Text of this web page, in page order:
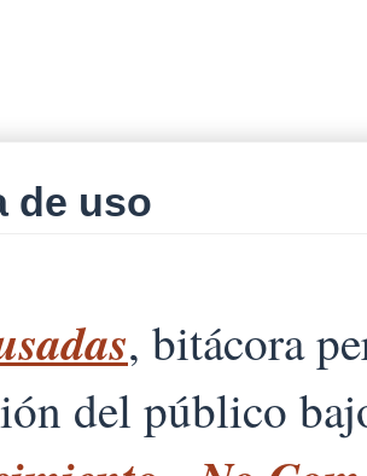
de uso
, bitácora
del público